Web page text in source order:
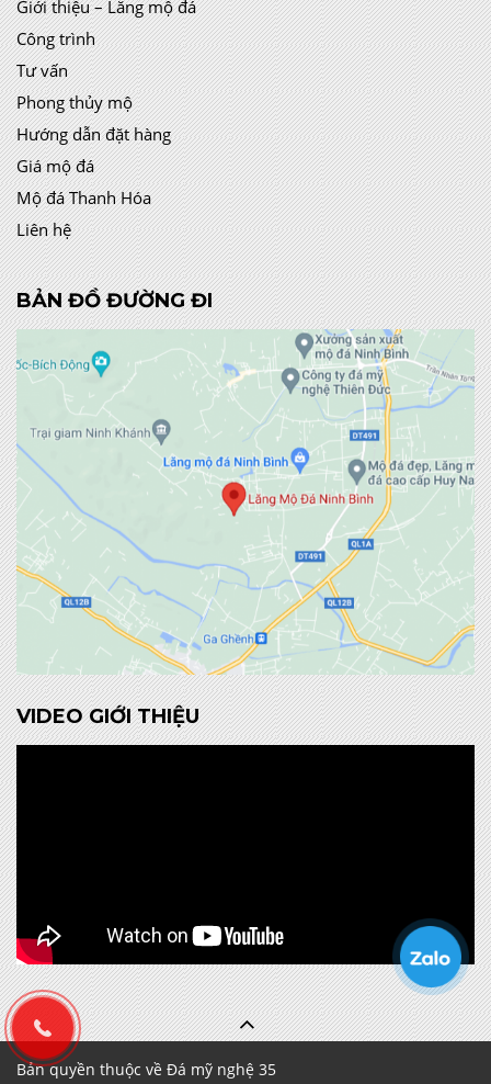
Giới thiệu – Lăng mộ đá
Công trình
Tư vấn
Phong thủy mộ
Hướng dẫn đặt hàng
Giá mộ đá
Mộ đá Thanh Hóa
Liên hệ
BẢN ĐỒ ĐƯỜNG ĐI
VIDEO GIỚI THIỆU
Bản quyền thuộc về Đá mỹ nghệ 35